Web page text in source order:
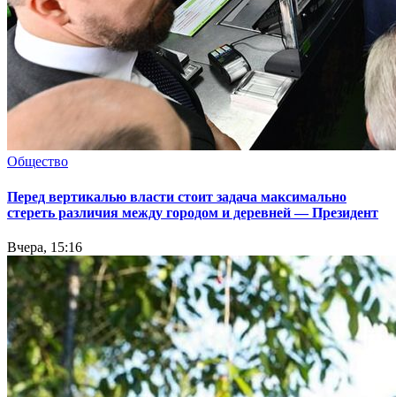
Общество
Перед вертикалью власти стоит задача максимально
стереть различия между городом и деревней — Президент
Вчера, 15:16